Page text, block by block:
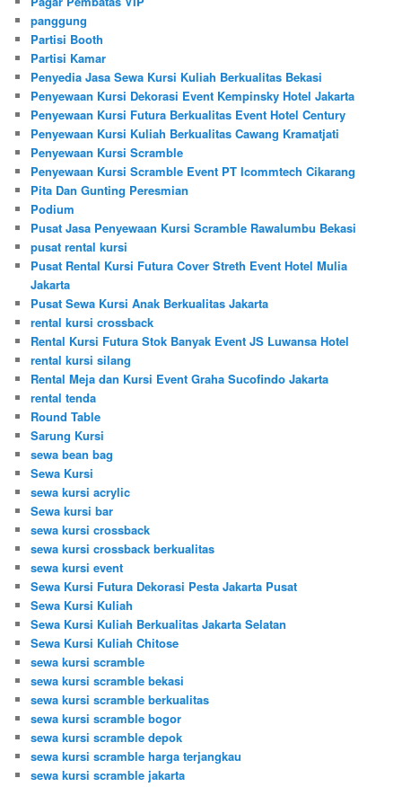
panggung
Partisi Booth
Partisi Kamar
Penyedia Jasa Sewa Kursi Kuliah Berkualitas Bekasi
Penyewaan Kursi Dekorasi Event Kempinsky Hotel Jakarta
Penyewaan Kursi Futura Berkualitas Event Hotel Century
Penyewaan Kursi Kuliah Berkualitas Cawang Kramatjati
Penyewaan Kursi Scramble
Penyewaan Kursi Scramble Event PT Icommtech Cikarang
Pita Dan Gunting Peresmian
Podium
Pusat Jasa Penyewaan Kursi Scramble Rawalumbu Bekasi
pusat rental kursi
Pusat Rental Kursi Futura Cover Streth Event Hotel Mulia
Jakarta
Pusat Sewa Kursi Anak Berkualitas Jakarta
rental kursi crossback
Rental Kursi Futura Stok Banyak Event JS Luwansa Hotel
rental kursi silang
Rental Meja dan Kursi Event Graha Sucofindo Jakarta
rental tenda
Round Table
Sarung Kursi
sewa bean bag
Sewa Kursi
sewa kursi acrylic
Sewa kursi bar
sewa kursi crossback
sewa kursi crossback berkualitas
sewa kursi event
Sewa Kursi Futura Dekorasi Pesta Jakarta Pusat
Sewa Kursi Kuliah
Sewa Kursi Kuliah Berkualitas Jakarta Selatan
Sewa Kursi Kuliah Chitose
sewa kursi scramble
sewa kursi scramble bekasi
sewa kursi scramble berkualitas
sewa kursi scramble bogor
sewa kursi scramble depok
sewa kursi scramble harga terjangkau
sewa kursi scramble jakarta